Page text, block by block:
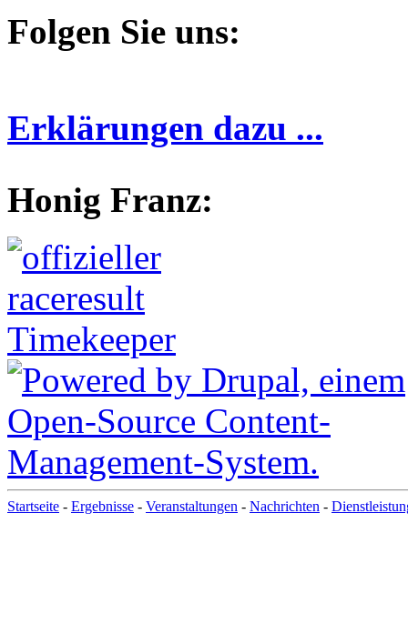
Folgen Sie uns:
Erklärungen dazu ...
Honig Franz:
Startseite - Ergebnisse - Veranstaltungen - Nachrichten -